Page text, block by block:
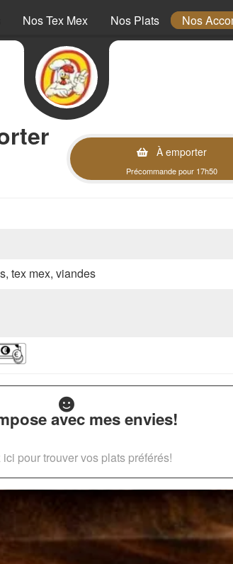
Nos Tex Mex Nos Plats Nos
À emporter
Précommande pour 17h50
tex mex, viandes
avec mes envies!
pour trouver vos plats préférés!